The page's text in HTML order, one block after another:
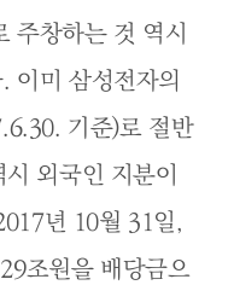
주창하는 것 역시
이미 삼성전자의
기준)로 절반
외국인 지분이
년 10월 31일,
조원을 배당금으